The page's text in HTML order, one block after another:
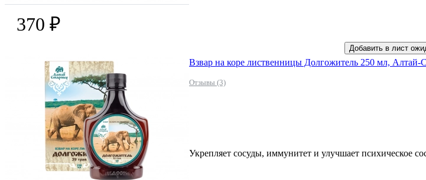
370 ₽
Добавить в лист
Взвар на коре лиственницы Долгожитель 250 мл, Алтай-
Отзывы (3)
Укрепляет сосуды, иммунитет и улучшает психическое